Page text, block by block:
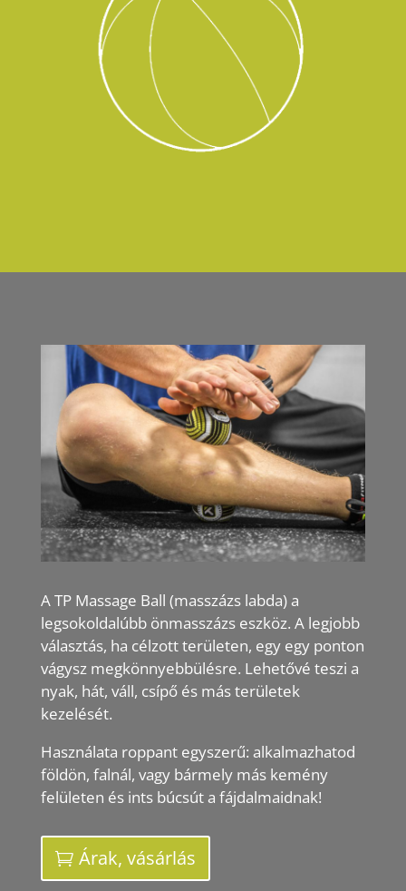
A TP Massage Ball (masszázs labda) a
legsokoldalúbb önmasszázs eszköz. A legjobb
választás, ha célzott területen, egy egy ponton
vágysz megkönnyebbülésre. Lehetővé teszi a
nyak, hát, váll, csípő és más területek
kezelését.
Használata roppant egyszerű: alkalmazhatod
földön, falnál, vagy bármely más kemény
felületen és ints búcsút a fájdalmaidnak!
Árak, vásárlás